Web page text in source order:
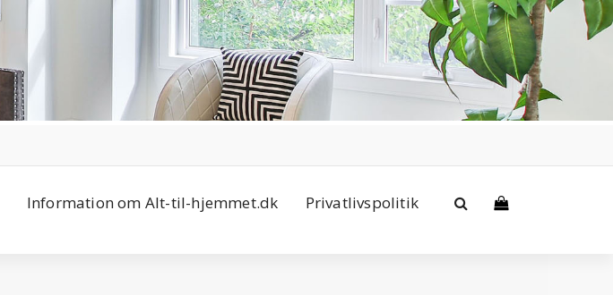
Information om Alt-til-hjemmet.dk Privatlivspolitik